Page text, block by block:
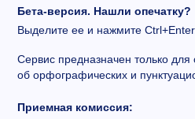
Бета-версия. Нашли опечатку?
Выделите ее и нажмите
Сервис предназначен только
об орфографических и
Приемная комиссия: